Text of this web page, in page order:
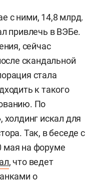
с ними, 14,8 млрд.
привлечь в ВЭБе.
сейчас
скандальной
стала
к такого
По
искал для
Так, в беседе с
мая на форуме
, что ведет
о